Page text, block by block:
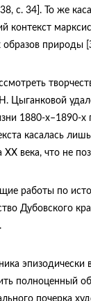
с. 34]. То же
контекст
образов
Цыганковой
1880-х–1890-
касалась
века, что не
работы по
Дубовского
полноценный
почерка